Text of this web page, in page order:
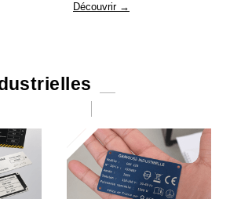
Découvrir →